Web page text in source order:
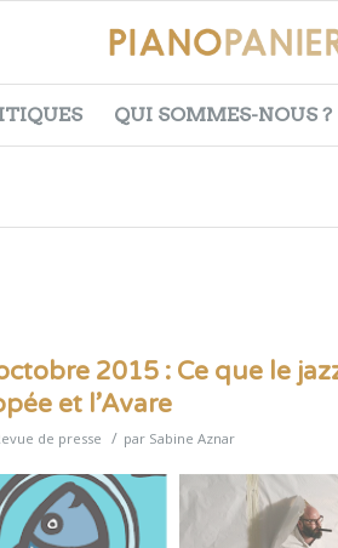
QUI SOMMES-NOUS ?
2015 : Ce que le
et l’Avare
de presse / par Sabine Aznar